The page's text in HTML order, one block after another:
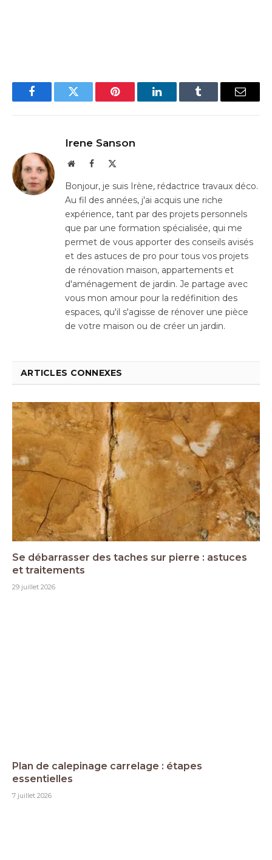
FacebookTwitter Pinterest LinkedInTumblr Email
Irene Sanson
WebsiteFacebook
Bonjour, je suis Irène, rédactrice travaux déco.
Au fil des années, j'ai acquis une riche
expérience, tant par des projets personnels
que par une formation spécialisée, qui me
permet de vous apporter des conseils avisés
et des astuces de pro pour tous vos projets
de rénovation maison, appartements et
d'aménagement de jardin. Je partage avec
vous mon amour pour la redéfinition des
espaces, qu'il s'agisse de rénover une pièce
de votre maison ou de créer un jardin.
ARTICLES CONNEXES
Se débarrasser des taches sur pierre : astuces
et traitements
29 juillet 2026
Plan de calepinage carrelage : étapes
essentielles
7 juillet 2026